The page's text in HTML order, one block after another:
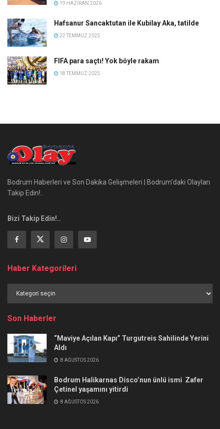
19 HAZIRAN 2026
Hafsanur Sancaktutan ile Kubilay Aka, tatilde
22 TEMMUZ 2025
FIFA para saçtı! Yok böyle rakam
18 TEMMUZ 2025
Bodrum Haberleri ve Son Dakika Gelişmeleri | Bodrum’daki Olayları
Takip Edin!..
Bizi Takip Edin!..
Haber Kategorileri
Kategorileri
Son Haberler
“Maviye Açılan Kapı” Turgutreis Sahilinde Yerini
Aldı
8 AĞUSTOS 2026
Bodrum Halikarnas Disco’nun ünlü ismi Zafer
Çetinel yaşamını yitirdi
8 AĞUSTOS 2026